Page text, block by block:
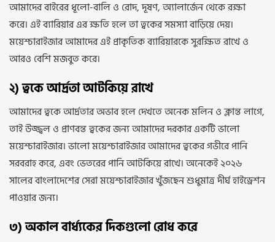
আমাদের বাইরের ধূলো-বালি ও রোদ, দূষণ, অ্যালার্জেন থেকে রক্ষা
করে। এই ব্যারিয়ার এর ক্ষতি হলে তা ত্বকের সমস্যা বাড়িয়ে দেয়।
ময়েশ্চারাইজার আমাদের এই প্রাকৃতিক ব্যারিয়ারকে সুরক্ষিত রাখে ও
আরও বেশি মজবুত করে।
২) ত্বকে আর্দ্রতা আটকিয়ে রাখে
আমাদের ত্বকে আর্দ্রতার অভাব হলে দেখতে অনেক মলিন ও ক্লান্ত লাগে,
তাই উজ্জ্বল ও প্রাণবন্ত ত্বকের জন্য আমাদের দরকার একটি ভালো
ময়েশ্চারাইজার। ভালো ময়েশ্চারাইজার আমাদের ত্বকের গভীরে পানি
সরবরাহ করে, এবং ভেতরের পানি আটকিয়ে রাখে। অনেকেই ২০২৬
সালের বাংলাদেশের সেরা ময়েশ্চারাইজার খুঁজছেন শুধুমাত্র দীর্ঘ হাইড্রেশন
পাওয়ার জন্য।
৩) অকাল বার্ধ্যকের দিকগুলো রোধ করে